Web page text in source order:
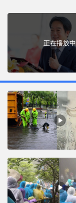
正在播放中